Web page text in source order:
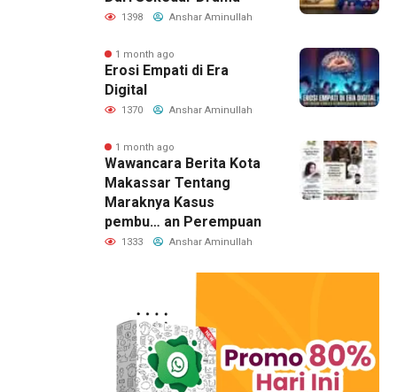
1398 Anshar Aminullah
1 month ago
Erosi Empati di Era
Digital
1370 Anshar Aminullah
1 month ago
Wawancara Berita Kota
Makassar Tentang
Maraknya Kasus
pembu… an Perempuan
1333 Anshar Aminullah